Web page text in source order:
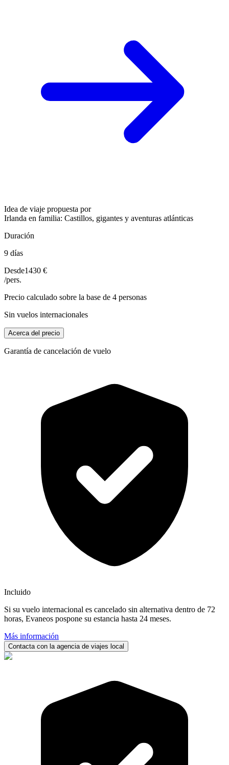
Idea de viaje propuesta por
Irlanda en familia: Castillos, gigantes y aventuras atlánticas
Duración
9 días
Desde1430 €
/pers.
Precio calculado sobre la base de 4 personas
Sin vuelos internacionales
Acerca del precio
Garantía de cancelación de vuelo
Incluido
Si su vuelo internacional es cancelado sin alternativa dentro de 72
horas, Evaneos pospone su estancia hasta 24 meses.
Más información
Contacta con la agencia de viajes local